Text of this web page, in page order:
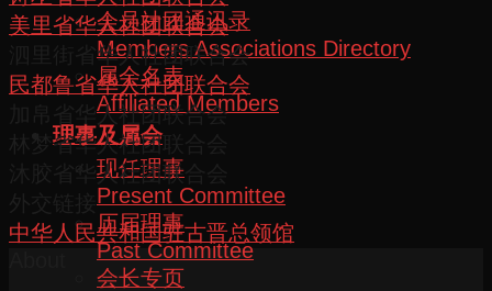
会员社团通讯录
Members Associations Directory
属会名表
Affiliated Members
理事及属会
现任理事
Present Committee
历届理事
Past Committee
会长专页
美里省华人社团联合会
泗里街省华人社团联合会
民都鲁省华人社团联合会
加帛省华人社团联合会
林梦省华人社团联合会
沐胶省华人社团联合会
中华人民共和国驻古晋总领馆